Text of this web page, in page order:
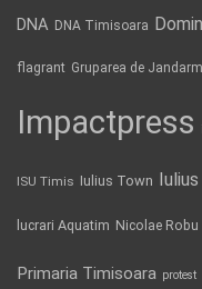
DNA DNA Timisoara
flagrant Gruparea de
Impactpress
ISU Timis Iulius Town
lucrari Aquatim Nicolae Robu
Primaria Timisoara protest